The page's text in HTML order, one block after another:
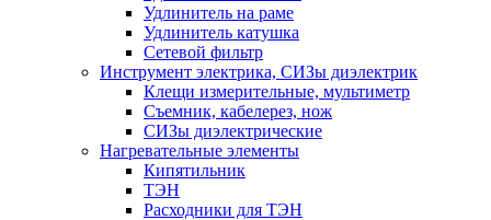
Удлинитель на раме
Удлинитель катушка
Сетевой фильтр
Инструмент электрика, СИЗы диэлектрик
Клещи измерительные, мультиметр
Съемник, кабелерез, нож
СИЗы диэлектрические
Нагревательные элементы
Кипятильник
ТЭН
Расходники для ТЭН